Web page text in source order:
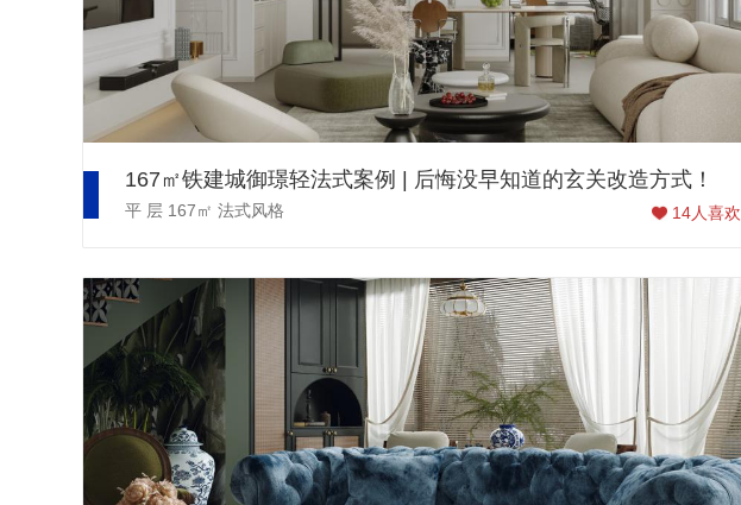
167㎡铁建城御璟轻法式案例 | 后悔没早知道的玄关改造方式！
平 层 167㎡ 法式风格 14人喜欢